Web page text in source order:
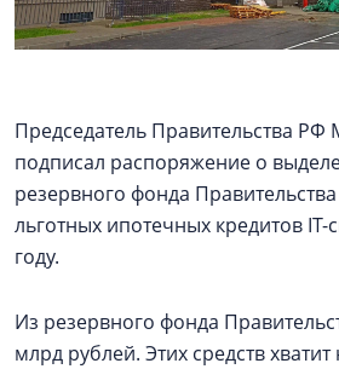
Председатель Правительства
подписал распоряжение о
резервного фонда
льготных ипотечных кредитов IT-
году.
Из резервного фонда
млрд рублей. Этих средств